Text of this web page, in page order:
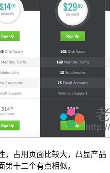
，占用页面比较大，凸显产品
第十二个有点相似。